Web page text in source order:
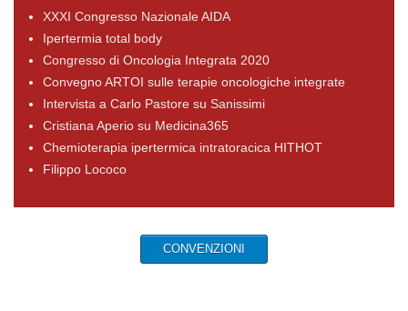
XXXI Congresso Nazionale AIDA
Ipertermia total body
Congresso di Oncologia Integrata 2020
Convegno ARTOI sulle terapie oncologiche integrate
Intervista a Carlo Pastore su Sanissimi
Cristiana Aperio su Medicina365
Chemioterapia ipertermica intratoracica HITHOT
Filippo Lococo
CONVENZIONI